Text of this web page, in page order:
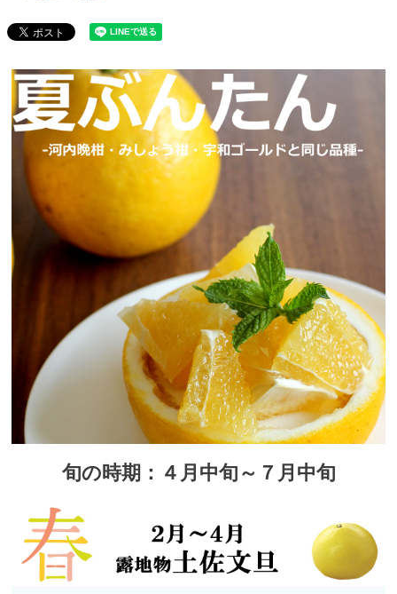
旬の時期：４月中旬～７月中旬